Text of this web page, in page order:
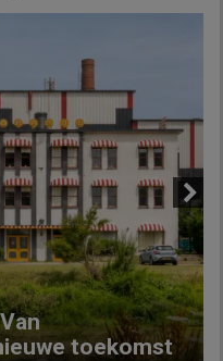
toekomst
Next